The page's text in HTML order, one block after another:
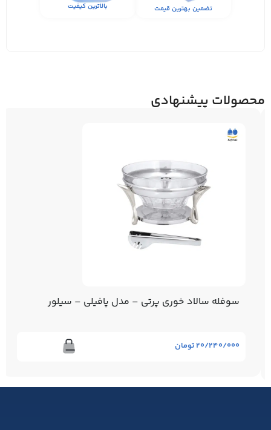
تضمین بهترین قیمت بالاترین کیفیت
محصولات پیشنهادی
سوفله سالاد خوری پرتی – مدل پافیلی – سیلور
۲۰/۲۴۰/۰۰۰تومان